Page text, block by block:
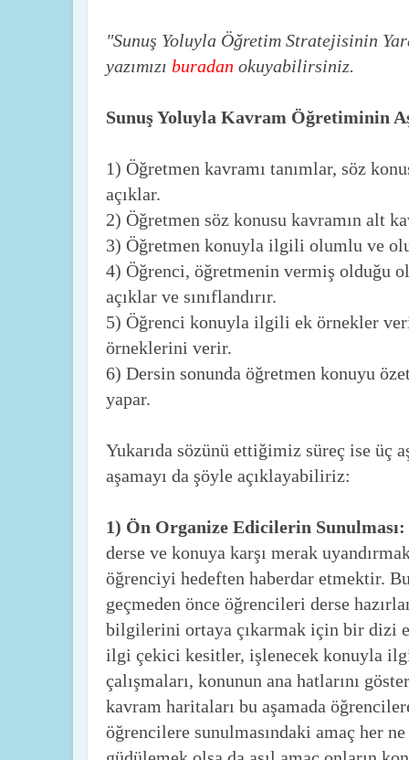
"Sunuş Yoluyla Öğretim Stratejisinin
yazımızı buradan okuyabilirsiniz.
Sunuş Yoluyla Kavram Öğretiminin
1) Öğretmen kavramı tanımlar, söz
açıklar.
2) Öğretmen söz konusu kavramın alt
3) Öğretmen konuyla ilgili olumlu ve
4) Öğrenci, öğretmenin vermiş olduğu
açıklar ve sınıflandırır.
5) Öğrenci konuyla ilgili ek örnekler
örneklerini verir.
6) Dersin sonunda öğretmen konuyu
yapar.
Yukarıda sözünü ettiğimiz süreç ise üç
aşamayı da şöyle açıklayabiliriz:
1) Ön Organize Edicilerin Sunulması:
derse ve konuya karşı merak
öğrenciyi hedeften haberdar etmektir.
geçmeden önce öğrencileri derse
bilgilerini ortaya çıkarmak için bir dizi
ilgi çekici kesitler, işlenecek konuyla
çalışmaları, konunun ana hatlarını
kavram haritaları bu aşamada
öğrencilere sunulmasındaki amaç her